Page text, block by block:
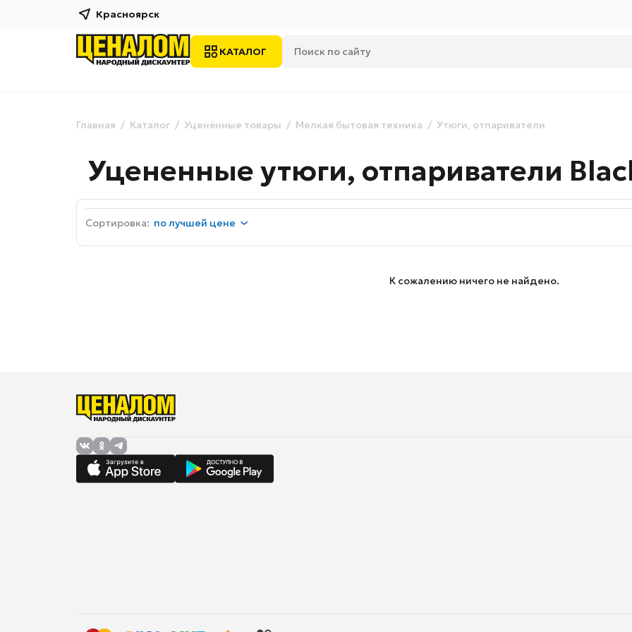
Красноярск
КАТАЛОГ
Главная Каталог Уценённые товары Мелкая бытовая техника Утюги, отпариватели
Уцененные утюги, отпариватели
Сортировка: получшей цене
К сожалению ничего не найдено.